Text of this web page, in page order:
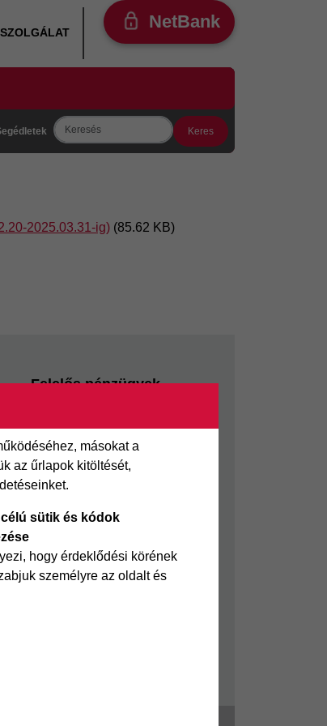
NetBank
Search
2025.03.31-ig) (85.62 KB)
másokat a
az űrlapok kitöltését,
sütik és kódok
hogy érdeklődési körének
személyre az oldalt és
Felelős pénzügyek
Cofidis Bank a Zöldebb
Környezetért
Cofidis Bank a Zöldebb
Biztonságos pénzügyek
Fizetési nehézség